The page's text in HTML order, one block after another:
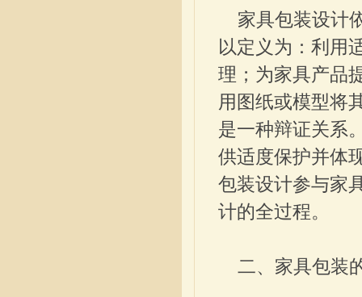
家具包装设计
以定义为：利用
理；为家具产品
用图纸或模型将
是一种辩证关系
供适度保护并体
包装设计参与家
计的全过程。
二、家具包装